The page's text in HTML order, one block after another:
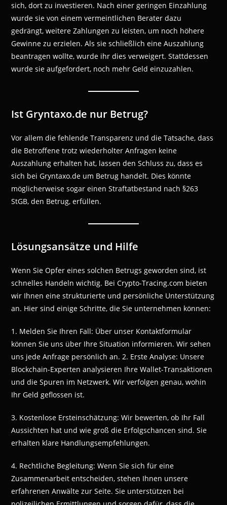
sich, dort zu investieren. Nach einer geringen Einzahlung
wurde sie von einem vermeintlichen Berater dazu
gedrängt, weitere Zahlungen zu leisten, um noch höhere
Gewinne zu erzielen. Als sie schließlich eine Auszahlung
beantragen wollte, wurde ihr dies verweigert. Stattdessen
wurde sie aufgefordert, noch mehr Geld einzuzahlen.
Ist Gryntaxo.de nur Betrug?
Vor allem die fehlende Transparenz und die Tatsache, dass
die Betroffene trotz wiederholter Anfragen keine
Auszahlung erhalten hat, lassen den Schluss zu, dass es
sich bei Gryntaxo.de um Betrug handelt. Dies könnte
möglicherweise sogar einen Straftatbestand nach §263
StGB, den Betrug, erfüllen.
Lösungsansätze und Hilfe
Wenn Sie Opfer eines solchen Betrugs geworden sind, ist
schnelles Handeln wichtig. Bei Crypto-Tracing.com bieten
wir Ihnen eine strukturierte und persönliche Unterstützung
an. Hier sind einige Schritte, die Sie unternehmen können:
1. Melden Sie Ihren Fall: Über unser Kontaktformular
können Sie uns über Ihre Situation informieren. Wir sehen
uns jede Anfrage persönlich an. 2. Erste Analyse: Unsere
Blockchain-Experten analysieren Ihre Wallet-Transaktionen
und die Spuren im Netzwerk. Wir verfolgen genau, wohin
Ihr Geld geflossen ist.
3. Kostenlose Ersteinschätzung: Wir bewerten, ob Ihr Fall
Aussichten hat und wie groß die Erfolgschancen sind. Sie
erhalten klare Handlungsempfehlungen.
4. Rechtliche Begleitung: Wenn Sie sich für eine
Zusammenarbeit entscheiden, stehen Ihnen unsere
erfahrenen Anwälte zur Seite. Sie unterstützen bei